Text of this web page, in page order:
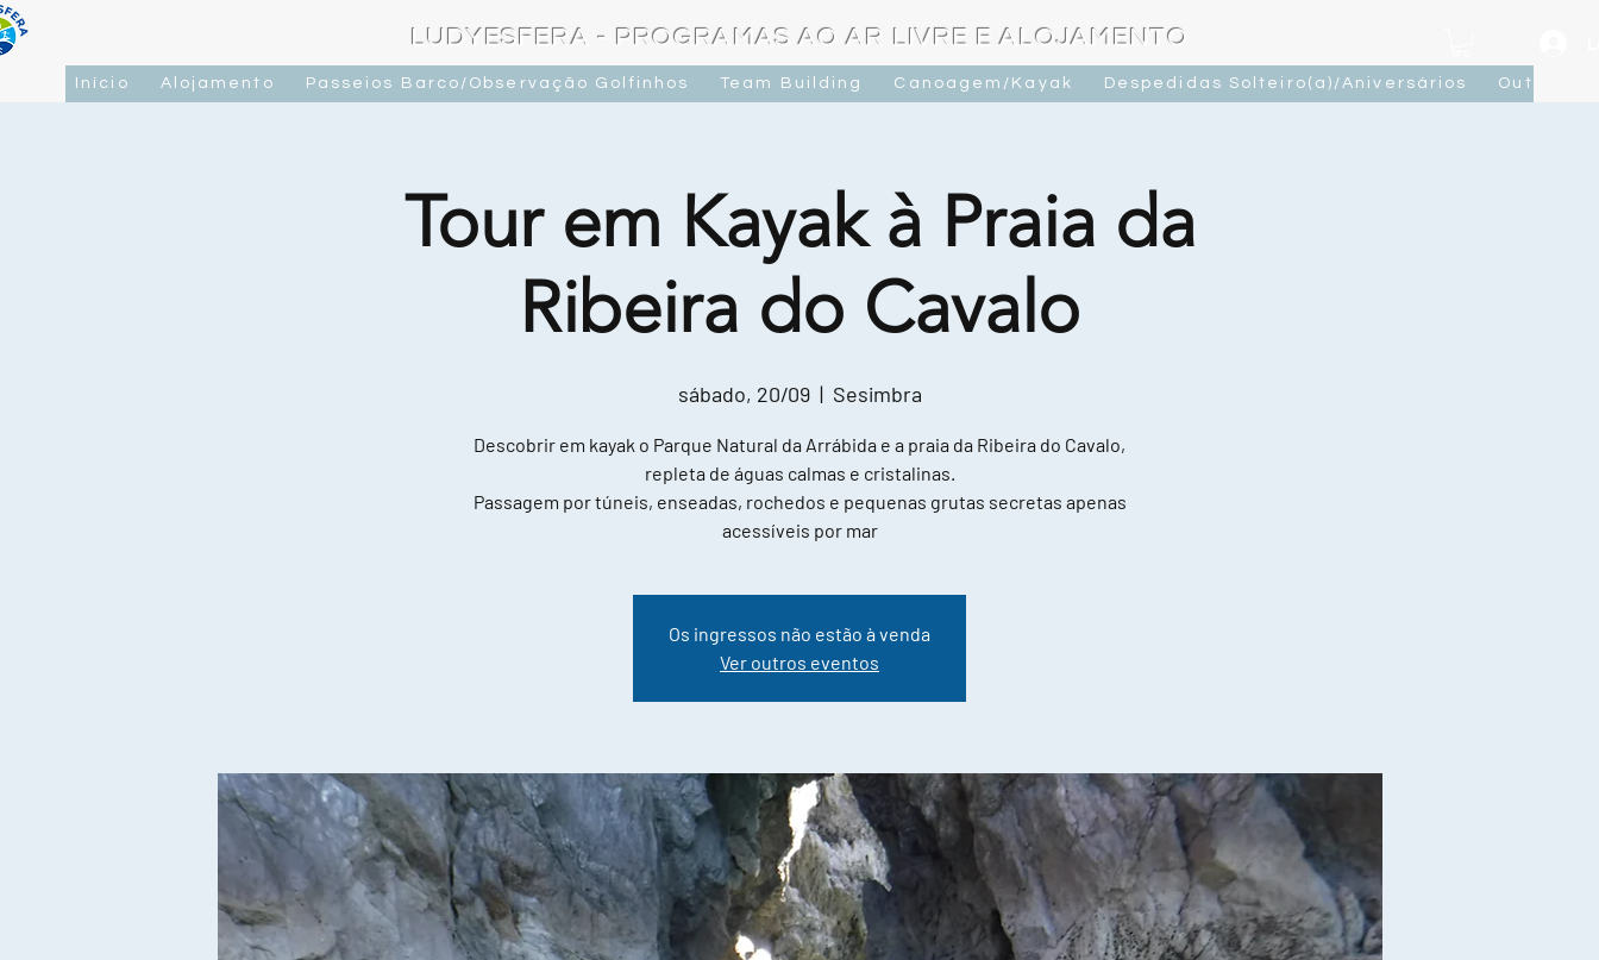
LUDYESFERA - PROGRAMAS AO AR LIVRE E ALOJAMENTO
Início Alojamento Passeios Barco/Observação Golfinhos Team Building Canoagem/Kayak Despedidas Solteiro(a)/Aniversários Outras
Tour em Kayak à Praia da
Ribeira do Cavalo
sábado, 20/09
  |
Sesimbra
Descobrir em kayak o Parque Natural da Arrábida e a praia da Ribeira do Cavalo,
repleta de águas calmas e cristalinas.
Passagem por túneis, enseadas, rochedos e pequenas grutas secretas apenas
acessíveis por mar
Os ingressos não estão à venda
Ver outros eventos